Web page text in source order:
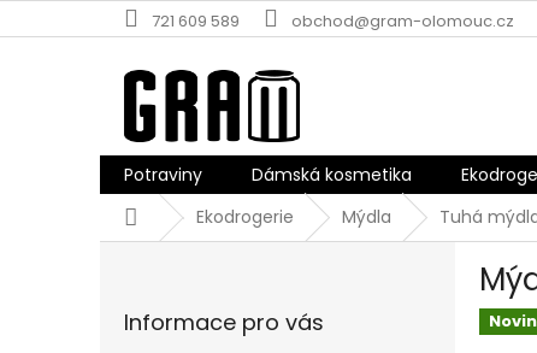
na
721 609 589 obchod@gram-olomouc.cz
Potraviny Dámská kosmetika
DomůEkodrogerie Mýdla Tuhá
Informace pro vás